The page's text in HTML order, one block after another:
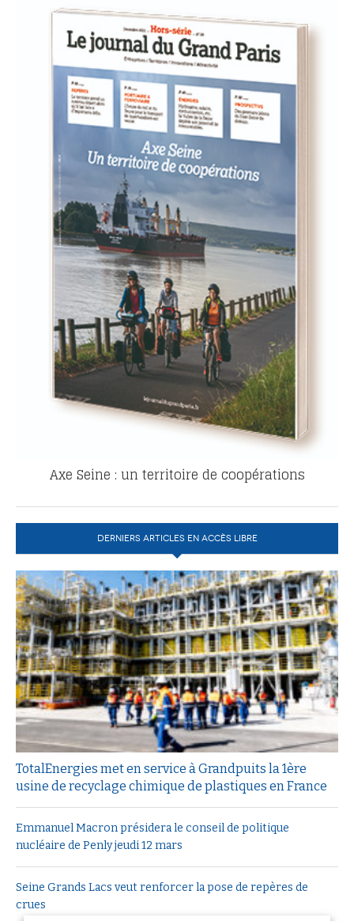
Axe Seine : un territoire de coopérations
DERNIERS ARTICLES EN ACCÈS LIBRE
TotalEnergies met en service à Grandpuits la 1ère
usine de recyclage chimique de plastiques en France
Emmanuel Macron présidera le conseil de politique
nucléaire de Penly jeudi 12 mars
Seine Grands Lacs veut renforcer la pose de repères de
crues